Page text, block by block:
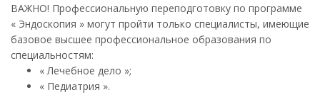
ВАЖНО! Профессиональную переподготовку по программе
« Эндоскопия » могут пройти только специалисты, имеющие
базовое высшее профессиональное образования по
специальностям:
« Лечебное дело »;
« Педиатрия ».